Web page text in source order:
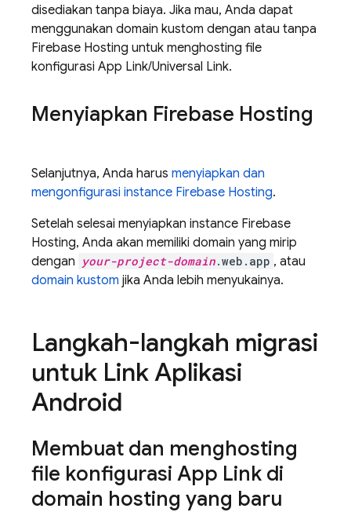
disediakan tanpa biaya. Jika mau, Anda dapat
menggunakan domain kustom dengan atau tanpa
Firebase Hosting untuk menghosting file
konfigurasi App Link/Universal Link.
Menyiapkan Firebase Hosting
Selanjutnya, Anda harus menyiapkan dan
mengonfigurasi instance Firebase Hosting.
Setelah selesai menyiapkan instance Firebase
Hosting, Anda akan memiliki domain yang mirip
dengan your-project-domain.web.app , atau
domain kustom jika Anda lebih menyukainya.
Langkah-langkah migrasi
untuk Link Aplikasi
Android
Membuat dan menghosting
file konfigurasi App Link di
domain hosting yang baru